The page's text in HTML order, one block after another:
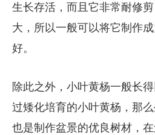
生长存活，而且它非常耐修
大，所以一般可以将它制作
好。
除此之外，小叶黄杨一般长
过矮化培育的小叶黄杨，那
也是制作盆景的优良树材，